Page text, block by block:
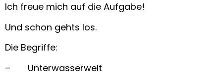
Ich freue mich auf die Aufgabe!
Und schon gehts los.
Die Begriffe:
– Unterwasserwelt